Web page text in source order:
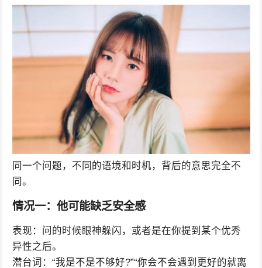
同一个问题，不同的语境和时机，背后的意思完全不
同。
情况一：他可能缺乏安全感
表现：问的时候眼神躲闪，或者是在你提到某个优秀
异性之后。
潜台词：“我是不是不够好?”“你会不会遇到更好的就离